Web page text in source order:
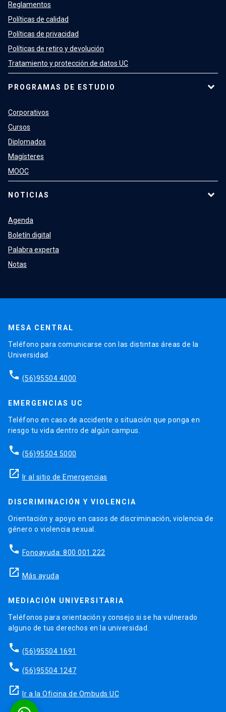
Reglamentos
Políticas de calidad
Políticas de privacidad
Políticas de retiro y devolución
Tratamiento y protección de datos UC
PROGRAMAS DE ESTUDIO
Corporativos
Cursos
Diplomados
Magísteres
MOOC
NOTICIAS
Agenda
Boletín digital
Palabra experta
Notas
MESA CENTRAL
Teléfono para comunicarse con las distintas áreas de la
Universidad.
phone (56)95504 4000
EMERGENCIAS UC
Teléfono en caso de accidente o situación que ponga en
riesgo tu vida dentro de algún campus.
phone (56)95504 5000
launch Ir al sitio de Emergencias
DISCRIMINACIÓN Y VIOLENCIA
Orientación y apoyo en casos de discriminación, violencia de
género o violencia sexual.
phone Fonoayuda: 800 001 222
launch Más ayuda
MEDIACIÓN UNIVERSITARIA
Teléfonos para orientación y consejo si se ha vulnerado
alguno de tus derechos en la universidad.
phone (56)95504 1691
phone (56)95504 1247
launch Ir a la Oficina de Ombuds UC